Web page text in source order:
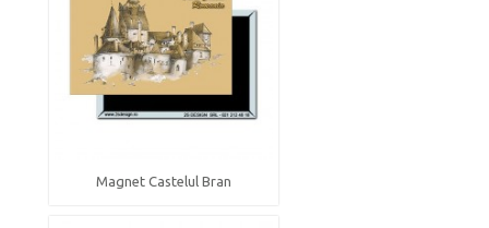
Magnet Castelul Bran